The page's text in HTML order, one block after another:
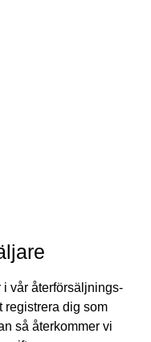
vår återförsäljnings-
registrera dig som
så återkommer vi